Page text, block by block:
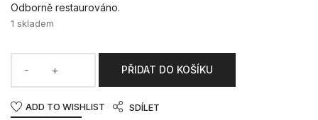
Odborně restaurováno.
1 skladem
PŘIDAT DO KOŠÍKU
ADD TO WISHLIST SDÍLET